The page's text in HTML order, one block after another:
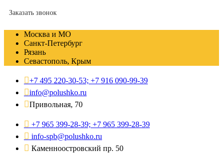
Заказать звонок
Москва и МО
Санкт-Петербург
Рязань
Севастополь, Крым
+7 495 220-30-53; +7 916 090-99-39
info@polushko.ru
Привольная, 70
+7 965 399-28-39; +7 965 399-28-39
info-spb@polushko.ru
Каменноостровский пр. 50